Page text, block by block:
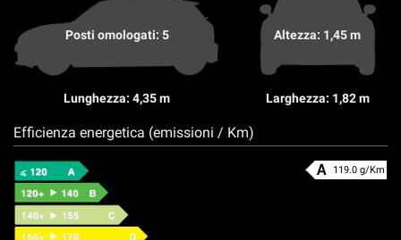
Posti omologati: 5
Lunghezza: 4,35 m
Altezza: 1,45 m
Larghezza: 1,82 m
Efficienza energetica (emissioni / Km)
119.0 g/Km